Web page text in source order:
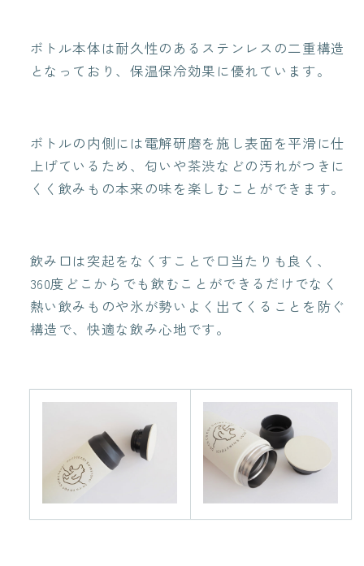
ボトル本体は耐久性のあるステンレスの二重構造
となっており、保温保冷効果に優れています。
ボトルの内側には電解研磨を施し表面を平滑に仕
上げているため、 匂いや茶渋などの汚れがつきに
くく飲みもの本来の味を楽しむことができます。
飲み口は突起をなくすことで口当たりも良く、
360度どこからでも飲むことができるだけでなく
熱い飲みものや氷が勢いよく出てくることを防ぐ
構造で、快適な飲み心地です。